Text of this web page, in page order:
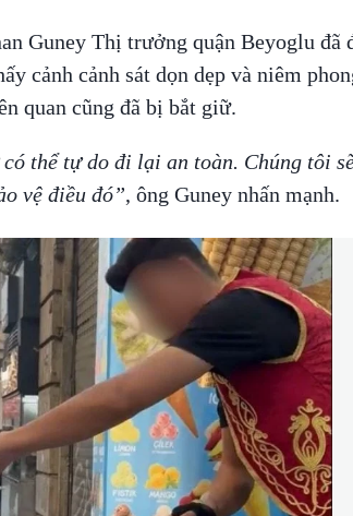
Guney Thị trưởng quận Beyoglu đã
cảnh cảnh sát dọn dẹp và niêm
quan cũng đã bị bắt giữ.
thể tự do đi lại an toàn. Chúng tôi
vệ điều đó”, ông Guney nhấn mạnh.